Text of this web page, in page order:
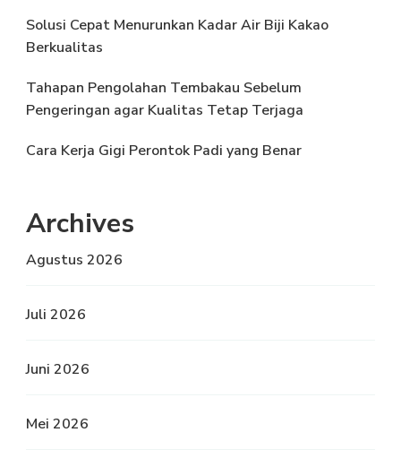
Solusi Cepat Menurunkan Kadar Air Biji Kakao
Berkualitas
Tahapan Pengolahan Tembakau Sebelum
Pengeringan agar Kualitas Tetap Terjaga
Cara Kerja Gigi Perontok Padi yang Benar
Archives
Agustus 2026
Juli 2026
Juni 2026
Mei 2026